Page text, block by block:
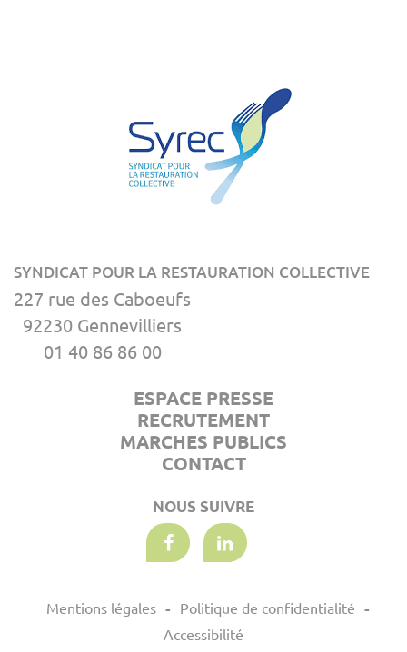
SYNDICAT POUR LA RESTAURATION COLLECTIVE
227 rue des Caboeufs
92230 Gennevilliers
01 40 86 86 00
ESPACE PRESSE
RECRUTEMENT
MARCHES PUBLICS
CONTACT
NOUS SUIVRE
Mentions légales
Politique de confidentialité
Accessibilité